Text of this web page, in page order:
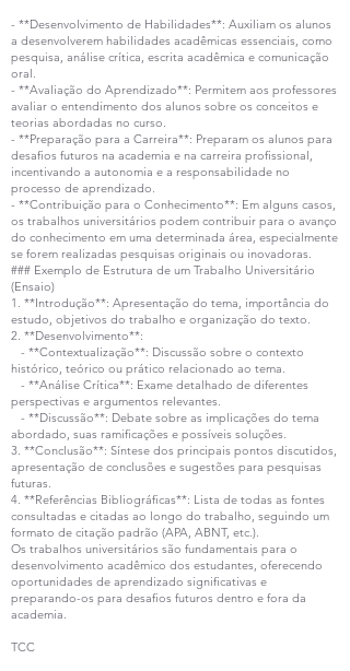
- **Desenvolvimento de Habilidades**: Auxiliam os alunos
a desenvolverem habilidades acadêmicas essenciais, como
pesquisa, análise crítica, escrita acadêmica e comunicação
oral.
- **Avaliação do Aprendizado**: Permitem aos professores
avaliar o entendimento dos alunos sobre os conceitos e
teorias abordadas no curso.
- **Preparação para a Carreira**: Preparam os alunos para
desafios futuros na academia e na carreira profissional,
incentivando a autonomia e a responsabilidade no
processo de aprendizado.
- **Contribuição para o Conhecimento**: Em alguns casos,
os trabalhos universitários podem contribuir para o avanço
do conhecimento em uma determinada área, especialmente
se forem realizadas pesquisas originais ou inovadoras.
### Exemplo de Estrutura de um Trabalho Universitário
(Ensaio)
1. **Introdução**: Apresentação do tema, importância do
estudo, objetivos do trabalho e organização do texto.
2. **Desenvolvimento**:
- **Contextualização**: Discussão sobre o contexto
histórico, teórico ou prático relacionado ao tema.
- **Análise Crítica**: Exame detalhado de diferentes
perspectivas e argumentos relevantes.
- **Discussão**: Debate sobre as implicações do tema
abordado, suas ramificações e possíveis soluções.
3. **Conclusão**: Síntese dos principais pontos discutidos,
apresentação de conclusões e sugestões para pesquisas
futuras.
4. **Referências Bibliográficas**: Lista de todas as fontes
consultadas e citadas ao longo do trabalho, seguindo um
formato de citação padrão (APA, ABNT, etc.).
Os trabalhos universitários são fundamentais para o
desenvolvimento acadêmico dos estudantes, oferecendo
oportunidades de aprendizado significativas e
preparando-os para desafios futuros dentro e fora da
academia.
TCC